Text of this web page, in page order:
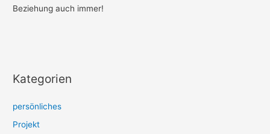
Beziehung auch immer!
Kategorien
persönliches
Projekt